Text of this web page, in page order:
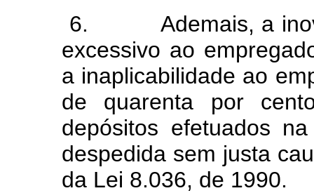
6. Ademais, a
excessivo ao
a inaplicabilidade ao
de quarenta por
depósitos efetuados
despedida sem justa
da Lei 8.036, de 1990.